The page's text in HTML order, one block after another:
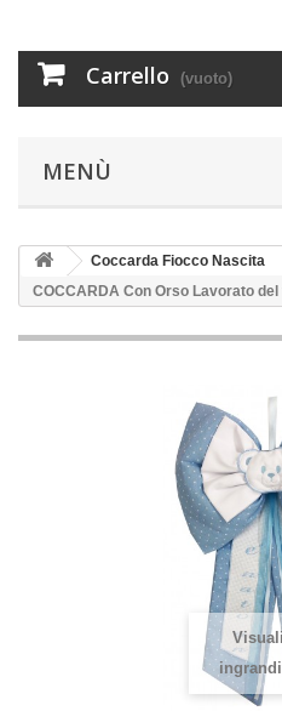
Carrello (vuoto)
MENÙ
Coccarda Fiocco Nascita
COCCARDA Con Orso Lavorato